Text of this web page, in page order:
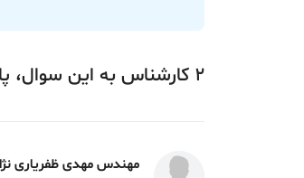
2 کارشناس به این سوال،
مهندس مهدی ظفریاری